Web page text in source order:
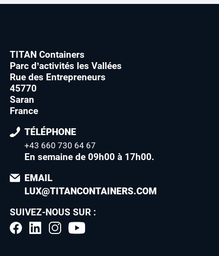
TITAN Containers
Parc d’activités les Vallées
Rue des Entrepreneurs
45770
Saran
France
TÉLÉPHONE
+43 660 730 64 67
En semaine de 09h00 à 17h00.
EMAIL
LUX@TITANCONTAINERS.COM
SUIVEZ-NOUS SUR :